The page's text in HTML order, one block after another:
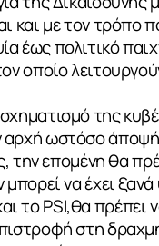
και με τον τρόπο
έως πολιτικό
οποίο
της
αρχή ωστόσο
την επομένη θα
να έχει
το PSI,θα πρέπει
στη